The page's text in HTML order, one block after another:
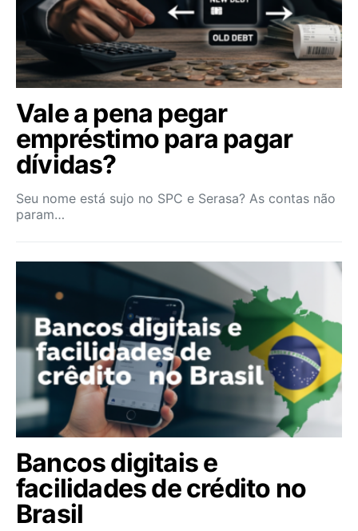
Vale a pena pegar
empréstimo para pagar
dívidas?
Seu nome está sujo no SPC e Serasa? As contas não
param…
Bancos digitais e
facilidades de crédito no
Brasil